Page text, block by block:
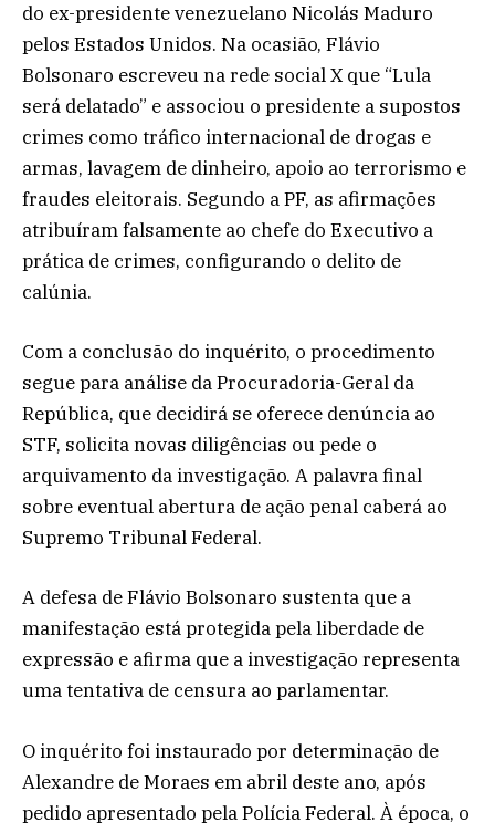
do ex-presidente venezuelano Nicolás Maduro
pelos Estados Unidos. Na ocasião, Flávio
Bolsonaro escreveu na rede social X que “Lula
será delatado” e associou o presidente a supostos
crimes como tráfico internacional de drogas e
armas, lavagem de dinheiro, apoio ao terrorismo e
fraudes eleitorais. Segundo a PF, as afirmações
atribuíram falsamente ao chefe do Executivo a
prática de crimes, configurando o delito de
calúnia.
Com a conclusão do inquérito, o procedimento
segue para análise da Procuradoria-Geral da
República, que decidirá se oferece denúncia ao
STF, solicita novas diligências ou pede o
arquivamento da investigação. A palavra final
sobre eventual abertura de ação penal caberá ao
Supremo Tribunal Federal.
A defesa de Flávio Bolsonaro sustenta que a
manifestação está protegida pela liberdade de
expressão e afirma que a investigação representa
uma tentativa de censura ao parlamentar.
O inquérito foi instaurado por determinação de
Alexandre de Moraes em abril deste ano, após
pedido apresentado pela Polícia Federal. À época, o